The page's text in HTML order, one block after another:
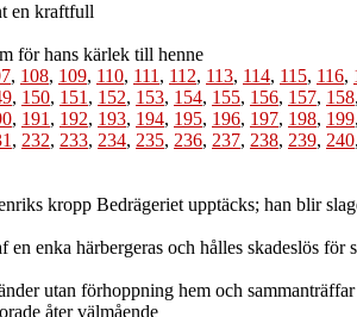
en kraftfull
för hans kärlek till henne
, 108, 109, 110, 111 , 112, 113, 114, 115, 116,
, 150, 151 , 152, 153, 154, 155, 156, 157, 158,
, 191 , 192, 193, 194, 195, 196, 197, 198, 199,
, 232, 233, 234, 235, 236, 237, 238, 239, 240,
kropp Bedrägeriet upptäcks; han blir
härbergeras och hålles skadeslös för
utan förhoppning hem och
åter välmående